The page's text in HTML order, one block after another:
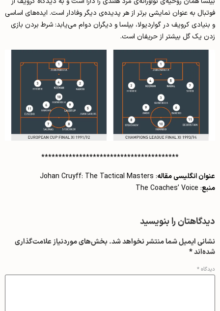
فوتبال به عنوان نمایشی برتر از هر پدیده‌ی دیگر وفادار است. ایده‌های اساسی
و بنیادی کرویف در گواردیولا، بیلسا و دیگران دوام می‌یابد: شرط بردن بازی
زدن یک گل بیشتر از حریفان است.
****************************************
عنوان انگلیسی مقاله: Johan Cruyff: The Tactical Masters
منبع: The Coaches’ Voice
دیدگاهتان را بنویسید
نشانی ایمیل شما منتشر نخواهد شد.بخش‌های موردنیاز علامت‌گذاری
شده‌اند*
دیدگاه*